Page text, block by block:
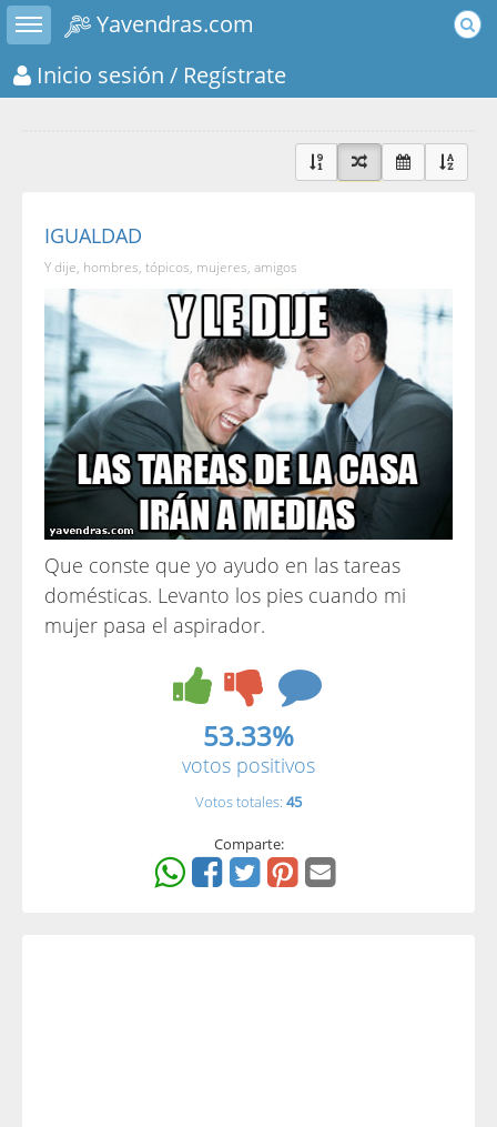
Toggle sidebar
Yavendras.com
Inicio sesión / Regístrate
IGUALDAD
Y dije, hombres, tópicos, mujeres, amigos
Que conste que yo ayudo en las tareas
domésticas. Levanto los pies cuando mi
mujer pasa el aspirador.
53.33%
votos positivos
Votos totales: 45
Comparte: